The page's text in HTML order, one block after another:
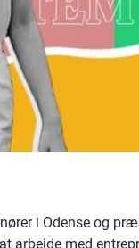
i Odense og
arbejde med